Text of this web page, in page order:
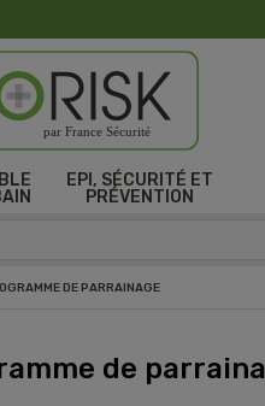
par France Sécurité
EPI, SÉCURITÉ ET
PRÉVENTION
DE PARRAINAGE
de